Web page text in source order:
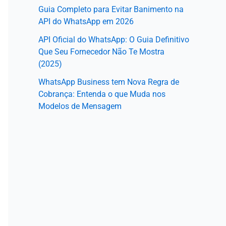
Guia Completo para Evitar Banimento na
API do WhatsApp em 2026
API Oficial do WhatsApp: O Guia Definitivo
Que Seu Fornecedor Não Te Mostra
(2025)
WhatsApp Business tem Nova Regra de
Cobrança: Entenda o que Muda nos
Modelos de Mensagem